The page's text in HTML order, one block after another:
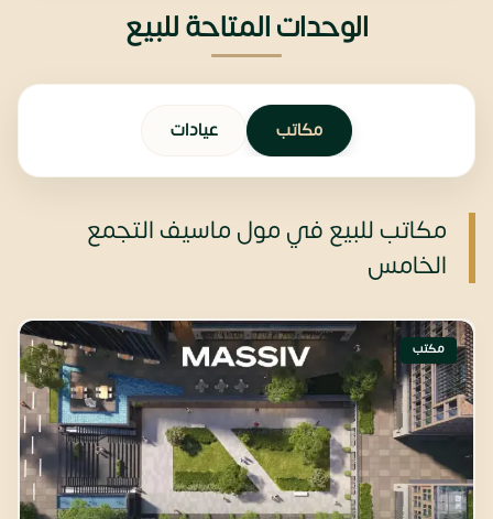
الوحدات المتاحة للبيع
مكاتب عيادات
مكاتب للبيع في مول ماسيف التجمع
الخامس
مكتب